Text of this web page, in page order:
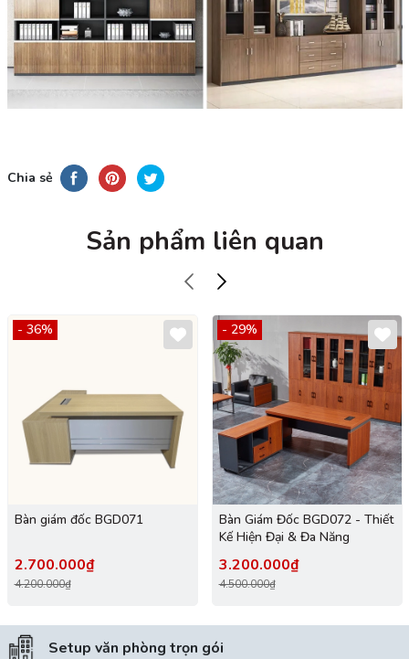
Chia sẻ
Sản phẩm liên quan
- 36%
Bàn giám đốc BGD071
2.700.000₫
4.200.000₫
- 29%
Bàn Giám Đốc BGD072 - Thiết
Kế Hiện Đại & Đa Năng
3.200.000₫
4.500.000₫
Setup văn phòng trọn gói